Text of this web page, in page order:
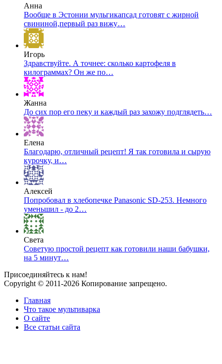
Анна
Вообще в Эстонии мульгикапсад готовят с жирной
свининой,первый раз вижу…
Игорь
Здравствуйте. А точнее: сколько картофеля в
килограммах? Он же по…
Жанна
До сих пор его пеку и каждый раз захожу подглядеть…
Елена
Благодарю, отличный рецепт! Я так готовила и сырую
курочку, и…
Алексей
Попробовал в хлебопечке Panasonic SD-253. Немного
уменьшил - до 2…
Света
Советую простой рецепт как готовили наши бабушки,
на 5 минут…
Присоединяйтесь к нам!
Copyright © 2011-2026 Копирование запрещено.
Главная
Что такое мультиварка
О сайте
Все статьи сайта